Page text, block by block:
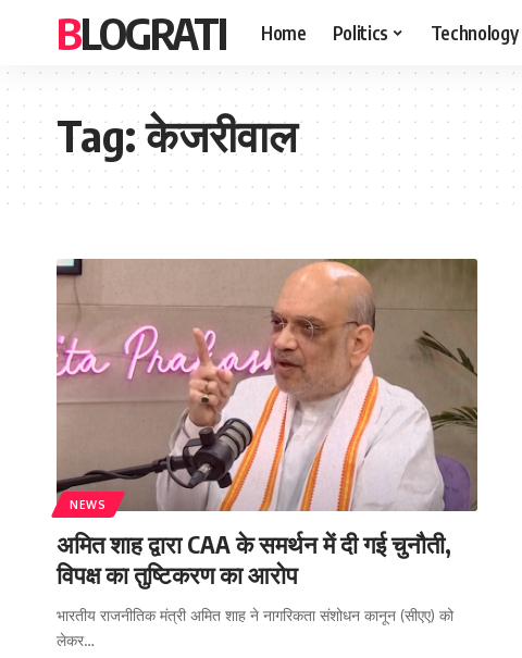
BLOGRATI Home Politics Technology
Tag:केजरीवाल
NEWS
अमित शाह द्वारा CAA के समर्थन में दी गई चुनौती,
विपक्ष का तुष्टिकरण का आरोप
भारतीय राजनीतिक मंत्री अमित शाह ने नागरिकता संशोधन कानून (सीएए) को
लेकर…